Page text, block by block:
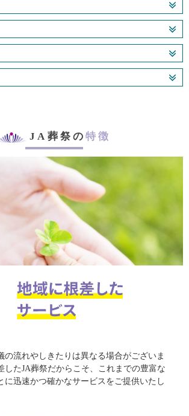
JA葬祭の特徴
の流れやしきたりは異なる場合がございま
したJA葬祭だからこそ、これまでの豊富な
に迅速かつ確かなサービスをご提供いたし